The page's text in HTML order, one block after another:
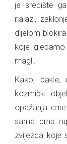
je središte
nalazi,
dijelom
koje
magli.
Kako, dakle,
kozmički
opažanja
sama crna
zvijezda koje